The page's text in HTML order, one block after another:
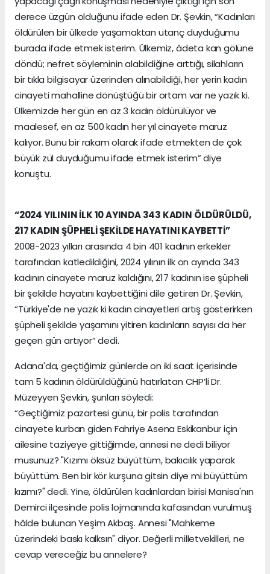
derece üzgün olduğunu ifade eden Dr. Şevkin, “Kadınları
öldürülen bir ülkede yaşamaktan utanç duyduğumu
burada ifade etmek isterim. Ülkemiz, âdeta kan gölüne
döndü; nefret söyleminin alabildiğine arttığı, silahların
bir tıkla bilgisayar üzerinden alınabildiği, her yerin kadın
cinayeti mahalline dönüştüğü bir ortam var ne yazık ki.
Ülkemizde her gün en az 3 kadın öldürülüyor ve
maalesef, en az 500 kadın her yıl cinayete maruz
kalıyor. Bunu bir rakam olarak ifade etmekten de çok
büyük zül duyduğumu ifade etmek isterim” diye
konuştu.
“2024 YILININ İLK 10 AYINDA 343 KADIN ÖLDÜRÜLDÜ,
217 KADIN ŞÜPHELİ ŞEKİLDE HAYATINI KAYBETTİ”
2008-2023 yılları arasında 4 bin 401 kadının erkekler
tarafından katledildiğini, 2024 yılının ilk on ayında 343
kadının cinayete maruz kaldığını, 217 kadının ise şüpheli
bir şekilde hayatını kaybettiğini dile getiren Dr. Şevkin,
“Türkiye'de ne yazık ki kadın cinayetleri artış gösterirken
şüpheli şekilde yaşamını yitiren kadınların sayısı da her
geçen gün artıyor” dedi.
Adana'da, geçtiğimiz günlerde on iki saat içerisinde
tam 5 kadının öldürüldüğünü hatırlatan CHP’li Dr.
Müzeyyen Şevkin, şunları söyledi:
“Geçtiğimiz pazartesi günü, bir polis tarafından
cinayete kurban giden Fahriye Asena Eskikanbur için
ailesine taziyeye gittiğimde, annesi ne dedi biliyor
musunuz? "Kızımı öksüz büyüttüm, bakıcılık yaparak
büyüttüm. Ben bir kör kurşuna gitsin diye mi büyüttüm
kızımı?" dedi. Yine, öldürülen kadınlardan birisi Manisa'nın
Demirci ilçesinde polis lojmanında kafasından vurulmuş
hâlde bulunan Yeşim Akbaş. Annesi "Mahkeme
üzerindeki baskı kalksın" diyor. Değerli milletvekilleri, ne
cevap vereceğiz bu annelere?